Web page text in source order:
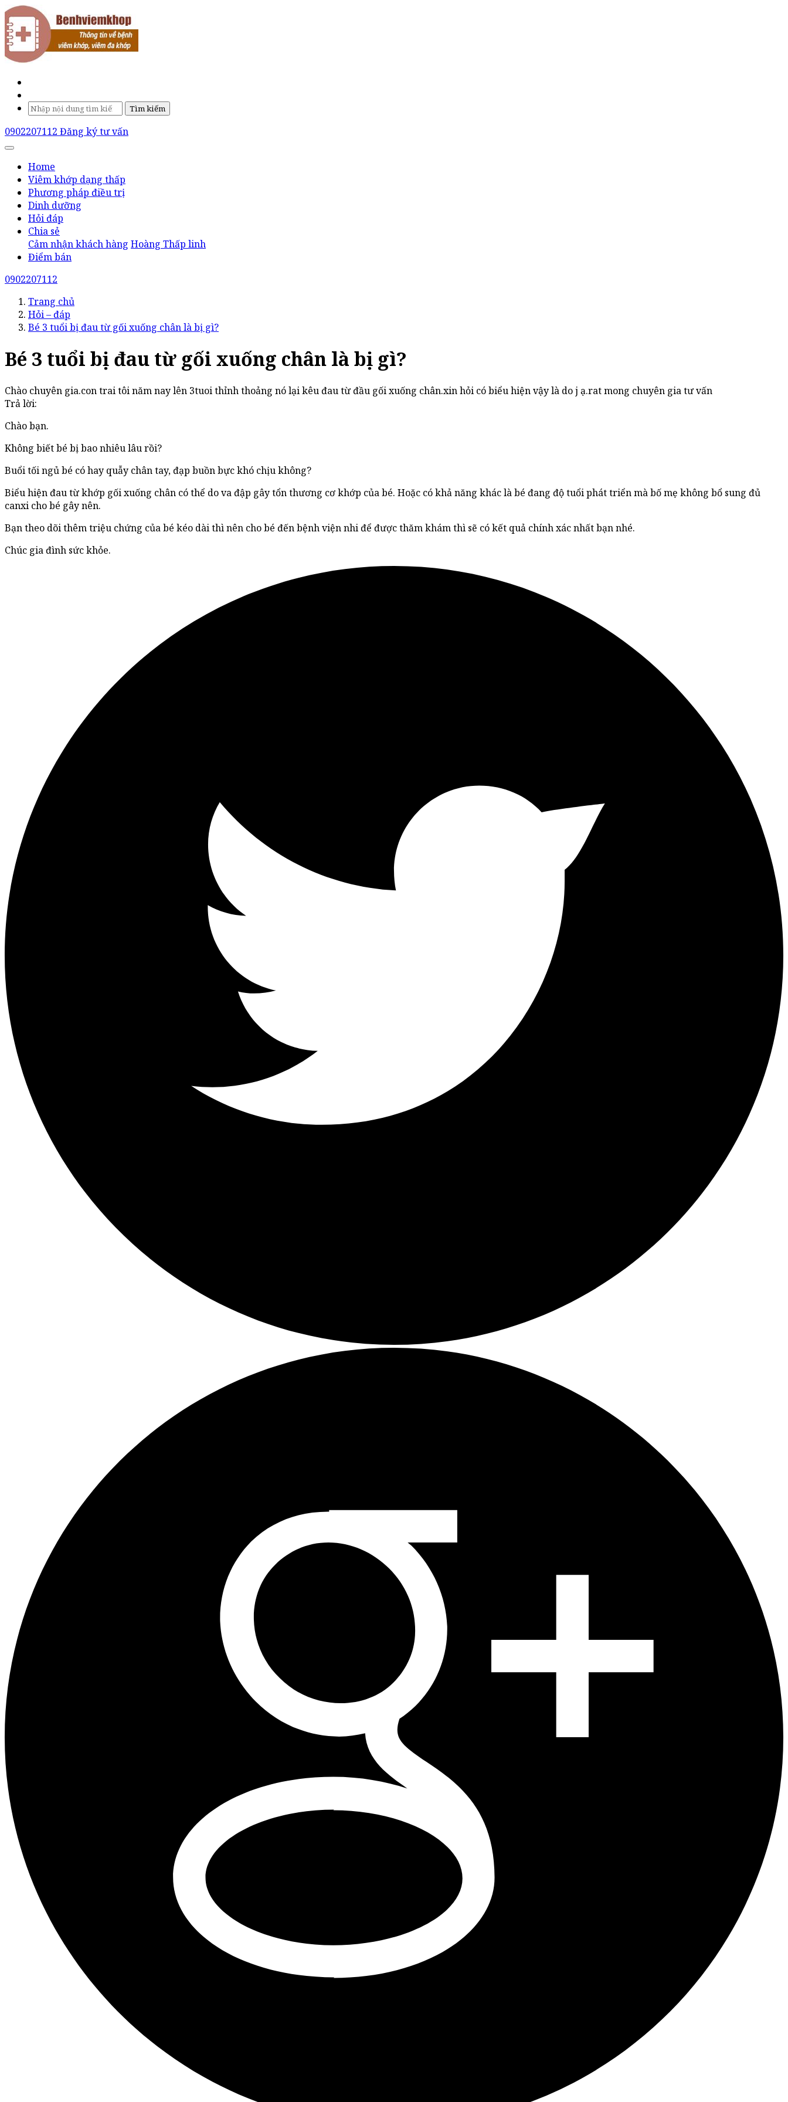
Tìm kiếm
0902207112 Đăng ký tư vấn
Home
Viêm khớp dạng thấp
Phương pháp điều trị
Dinh dưỡng
Hỏi đáp
Chia sẻ
Cảm nhận khách hàng Hoàng Thấp linh
Điểm bán
0902207112
Trang chủ
Hỏi – đáp
Bé 3 tuổi bị đau từ gối xuống chân là bị gì?
Bé 3 tuổi bị đau từ gối xuống chân là bị gì?
Chào chuyên gia.con trai tôi năm nay lên 3tuoi thỉnh thoảng nó lại kêu đau từ đầu gối xuống chân.xin hỏi có biểu hiện vậy là do j ạ.rat mong chuyên gia tư vấn
Trả lời:
Chào bạn.
Không biết bé bị bao nhiêu lâu rồi?
Buổi tối ngủ bé có hay quẫy chân tay, đạp buồn bực khó chịu không?
Biểu hiện đau từ khớp gối xuống chân có thể do va đập gây tổn thương cơ khớp của bé. Hoặc có khả năng khác là bé đang độ tuổi phát triển mà bố mẹ không bổ sung đủ
canxi cho bé gây nên.
Bạn theo dõi thêm triệu chứng của bé kéo dài thì nên cho bé đến bệnh viện nhi để được thăm khám thì sẽ có kết quả chính xác nhất bạn nhé.
Chúc gia đình sức khỏe.